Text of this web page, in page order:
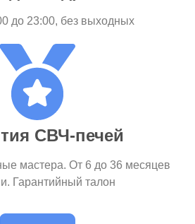
до 23:00, без выходных
СВЧ-печей
мастера. От 6 до 36 месяцев
Гарантийный талон